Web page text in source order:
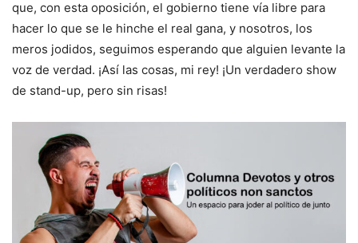
que, con esta oposición, el gobierno tiene vía libre para
hacer lo que se le hinche el real gana, y nosotros, los
meros jodidos, seguimos esperando que alguien levante la
voz de verdad. ¡Así las cosas, mi rey! ¡Un verdadero show
de stand-up, pero sin risas!